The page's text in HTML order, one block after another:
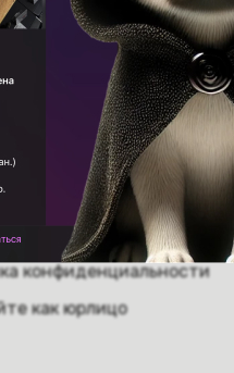
информация
обслуживание
конфиденциальности
как юрлицо